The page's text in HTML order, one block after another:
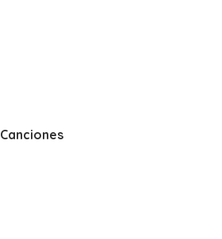
Canciones